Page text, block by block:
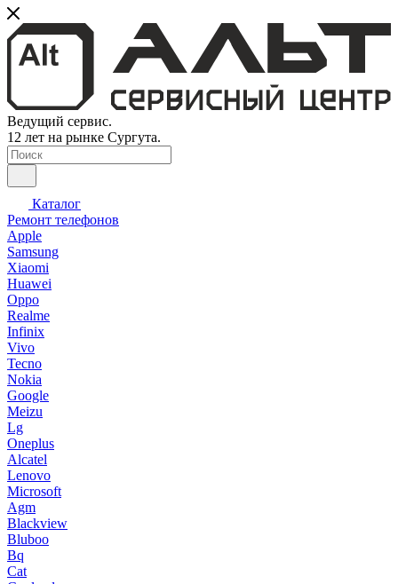
Ведущий сервис.
12 лет на рынке Сургута.
Каталог
Ремонт телефонов
Apple
Samsung
Xiaomi
Huawei
Oppo
Realme
Infinix
Vivo
Tecno
Nokia
Google
Meizu
Lg
Oneplus
Alcatel
Lenovo
Microsoft
Agm
Blackview
Bluboo
Bq
Cat